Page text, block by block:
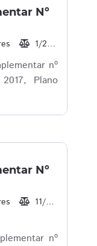
Nº
1/2022
nº
Plano
Nº
11/2021
nº